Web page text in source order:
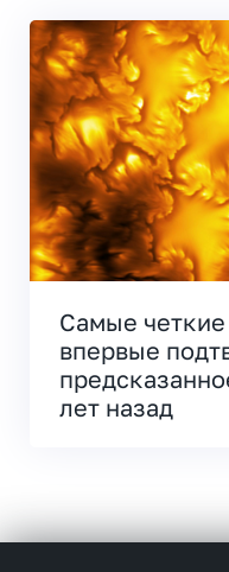
Самые
впервые
лет назад